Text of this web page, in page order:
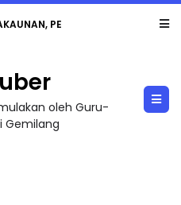
1 TRIAL OLEH CIKGU WAN...
oleh Guru-
Gemilang